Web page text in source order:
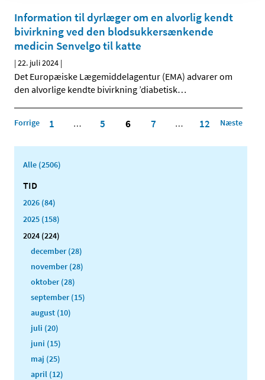
Information til dyrlæger om en alvorlig kendt
bivirkning ved den blodsukkersænkende
medicin Senvelgo til katte
|22. juli 2024 |
Det Europæiske Lægemiddelagentur (EMA) advarer om
den alvorlige kendte bivirkning ’diabetisk…
Forrige 1 … 5 6 7 … 12 Næste
Alle (2506)
TID
2026 (84)
2025 (158)
2024 (224)
december (28)
november (28)
oktober (28)
september (15)
august (10)
juli (20)
juni (15)
maj (25)
april (12)